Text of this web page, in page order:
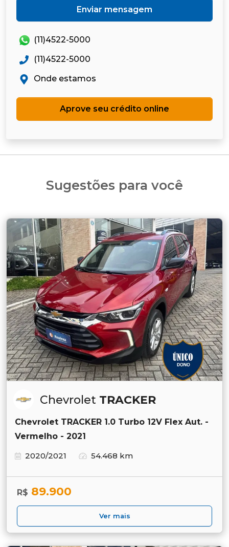
Enviar mensagem
(11)4522-5000
(11)4522-5000
Onde estamos
Aprove seu crédito online
Sugestões para você
Chevrolet TRACKER
Chevrolet TRACKER 1.0 Turbo 12V Flex Aut. -
Vermelho - 2021
2020/2021
54.468 km
R$ 89.900
Ver mais